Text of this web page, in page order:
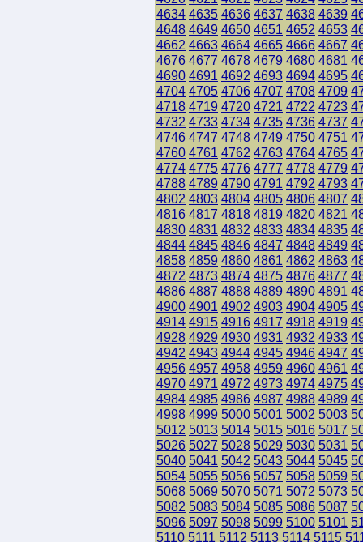
4634 4635 4636 4637 4638 4639
4648 4649 4650 4651 4652 4653
4662 4663 4664 4665 4666 4667
4676 4677 4678 4679 4680 4681
4690 4691 4692 4693 4694 4695
4704 4705 4706 4707 4708 4709
4718 4719 4720 4721 4722 4723
4732 4733 4734 4735 4736 4737
4746 4747 4748 4749 4750 4751
4760 4761 4762 4763 4764 4765
4774 4775 4776 4777 4778 4779
4788 4789 4790 4791 4792 4793
4802 4803 4804 4805 4806 4807
4816 4817 4818 4819 4820 4821
4830 4831 4832 4833 4834 4835
4844 4845 4846 4847 4848 4849
4858 4859 4860 4861 4862 4863
4872 4873 4874 4875 4876 4877
4886 4887 4888 4889 4890 4891
4900 4901 4902 4903 4904 4905
4914 4915 4916 4917 4918 4919
4928 4929 4930 4931 4932 4933
4942 4943 4944 4945 4946 4947
4956 4957 4958 4959 4960 4961
4970 4971 4972 4973 4974 4975
4984 4985 4986 4987 4988 4989
4998 4999 5000 5001 5002 5003
5012 5013 5014 5015 5016 5017
5026 5027 5028 5029 5030 5031
5040 5041 5042 5043 5044 5045
5054 5055 5056 5057 5058 5059
5068 5069 5070 5071 5072 5073
5082 5083 5084 5085 5086 5087
5096 5097 5098 5099 5100 5101
5110 5111 5112 5113 5114 5115